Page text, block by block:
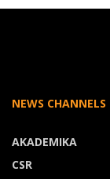
NEWS CHANNELS
AKADEMIKA
CSR